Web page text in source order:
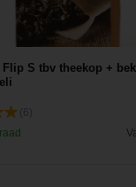
S tbv theekop +